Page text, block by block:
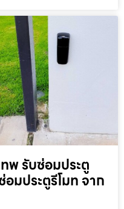
พ รับซ่อมประตู
มประตูรีโมท จาก